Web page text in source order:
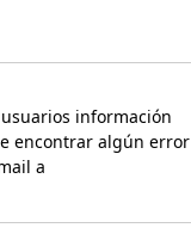
información
encontrar algún error
a